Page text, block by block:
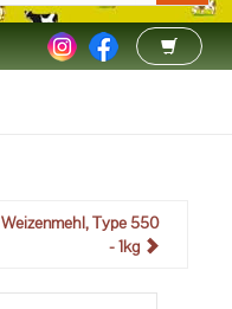
Weizenmehl, Type 550
- 1kg